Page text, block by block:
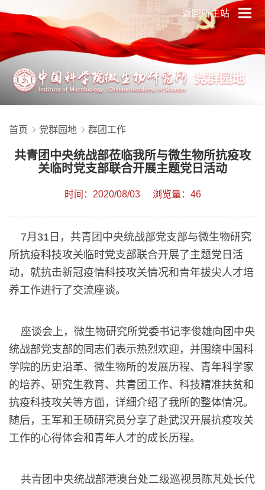
返回所主站
首页 党群园地 群团工作
共青团中央统战部莅临我所与微生物所抗疫攻
关临时党支部联合开展主题党日活动
时间：2020/08/03 浏览量：46
7月31日，共青团中央统战部党支部与微生物研究
所抗疫科技攻关临时党支部联合开展了主题党日活
动，就抗击新冠疫情科技攻关情况和青年拔尖人才培
养工作进行了交流座谈。
座谈会上，微生物研究所党委书记李俊雄向团中央
统战部党支部的同志们表示热烈欢迎，并围绕中国科
学院的历史沿革、微生物所的发展历程、青年科学家
的培养、研究生教育、共青团工作、科技精准扶贫和
抗疫科技攻关等方面，详细介绍了我所的整体情况。
随后，王军和王硕研究员分享了赴武汉开展抗疫攻关
工作的心得体会和青年人才的成长历程。
共青团中央统战部港澳台处二级巡视员陈芃处长代